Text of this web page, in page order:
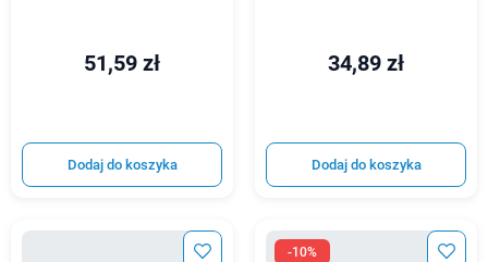
51,59 zł
Dodaj do koszyka
34,89 zł
Dodaj do koszyka
-10%